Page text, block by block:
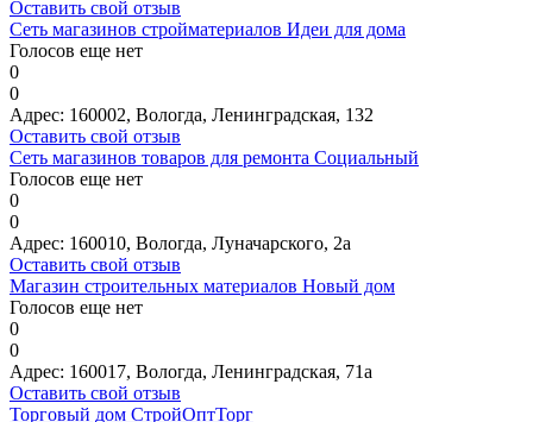
Оставить свой отзыв
Сеть магазинов стройматериалов Идеи для дома
Голосов еще нет
0
0
Адрес: 160002, Вологда, Ленинградская, 132
Оставить свой отзыв
Сеть магазинов товаров для ремонта Социальный
Голосов еще нет
0
0
Адрес: 160010, Вологда, Луначарского, 2а
Оставить свой отзыв
Магазин строительных материалов Новый дом
Голосов еще нет
0
0
Адрес: 160017, Вологда, Ленинградская, 71а
Оставить свой отзыв
Торговый дом СтройОптТорг